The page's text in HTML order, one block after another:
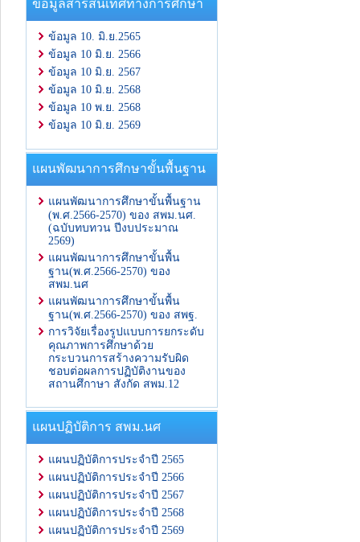
ข้อมูลสารสนเทศทางการศึกษา
ข้อมูล 10. มิ.ย.2565
ข้อมูล 10 มิ.ย. 2566
ข้อมูล 10 มิ.ย. 2567
ข้อมูล 10 มิ.ย. 2568
ข้อมูล 10 พ.ย. 2568
ข้อมูล 10 มิ.ย. 2569
แผนพัฒนาการศึกษาขั้นพื้นฐาน
แผนพัฒนาการศึกษาขั้นพื้นฐาน
(พ.ศ.2566-2570) ของ สพม.นศ.
(ฉบับทบทวน ปีงบประมาณ
2569)
แผนพัฒนาการศึกษาขั้นพื้น
ฐาน(พ.ศ.2566-2570) ของ
สพม.นศ
แผนพัฒนาการศึกษาขั้นพื้น
ฐาน(พ.ศ.2566-2570) ของ สพฐ.
การวิจัยเรื่องรูปแบบการยกระดับ
คุณภาพการศึกษาด้วย
กระบวนการสร้างความรับผิด
ชอบต่อผลการปฏิบัติงานของ
สถานศึกาษา สังกัด สพม.12
แผนปฏิบัติการ สพม.นศ
แผนปฏิบัติการประจำปี 2565
แผนปฏิบัติการประจำปี 2566
แผนปฏิบัติการประจำปี 2567
แผนปฏิบัติการประจำปี 2568
แผนปฏิบัติการประจำปี 2569